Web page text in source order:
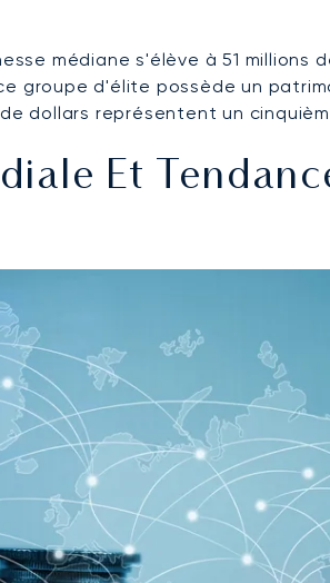
médiane s'élève à 51
groupe d'élite possède un
dollars représentent un
Et